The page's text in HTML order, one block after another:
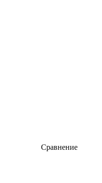
Сравнение